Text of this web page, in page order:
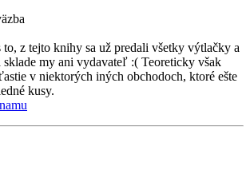
to, z tejto knihy sa už predali všetky výtlačky a
sklade my ani vydavateľ :( Teoreticky však
v niektorých iných obchodoch, ktoré ešte
kusy.